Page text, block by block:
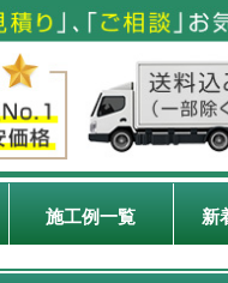
施工例一覧 新